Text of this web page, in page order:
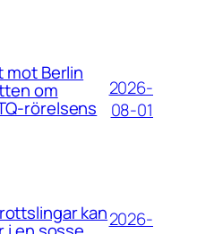
Berlin
om
rörelsens
2026-
08-01
kan2026-